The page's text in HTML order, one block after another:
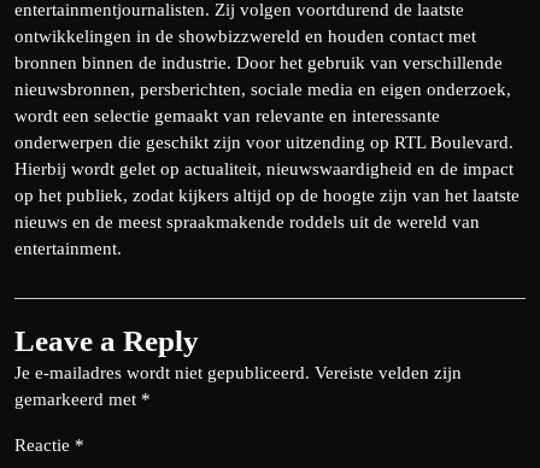
entertainmentjournalisten. Zij volgen voortdurend de laatste
ontwikkelingen in de showbizzwereld en houden contact met
bronnen binnen de industrie. Door het gebruik van verschillende
nieuwsbronnen, persberichten, sociale media en eigen onderzoek,
wordt een selectie gemaakt van relevante en interessante
onderwerpen die geschikt zijn voor uitzending op RTL Boulevard.
Hierbij wordt gelet op actualiteit, nieuwswaardigheid en de impact
op het publiek, zodat kijkers altijd op de hoogte zijn van het laatste
nieuws en de meest spraakmakende roddels uit de wereld van
entertainment.
Leave a Reply
Je e-mailadres wordt niet gepubliceerd. Vereiste velden zijn
gemarkeerd met *
Reactie *